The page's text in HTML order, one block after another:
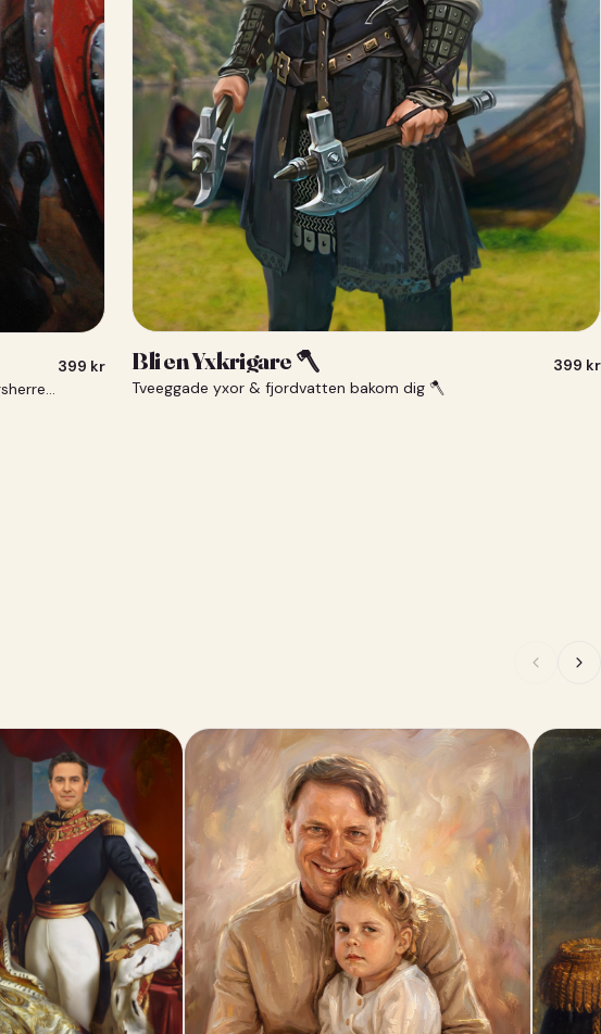
Vargskinn, ringbrynja & sköld — du som nordisk krigsherre ⚔️
399 kr Bli en Yxkrigare 🪓
Tveeggade yxor & fjordvatten bakom dig 🪓
399 kr